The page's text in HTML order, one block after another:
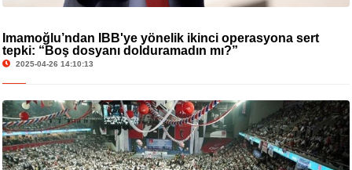
İmamoğlu’ndan İBB'ye yönelik ikinci operasyona sert
tepki: “Boş dosyanı dolduramadın mı?”
2025-04-26 14:10:13